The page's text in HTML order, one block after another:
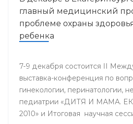
главный медицинский
проблеме охраны
ребенка
7-9 декабря состоится II
выставка-конференция по
гинекологии, перинатологии,
педиатрии «ДИТЯ И МАМА.
2010» и Итоговая научная